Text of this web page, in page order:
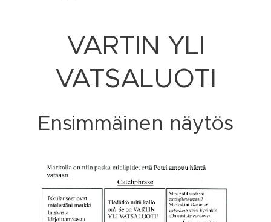
VARTIN YLI
VATSALUOTI
Ensimmäinen näytös